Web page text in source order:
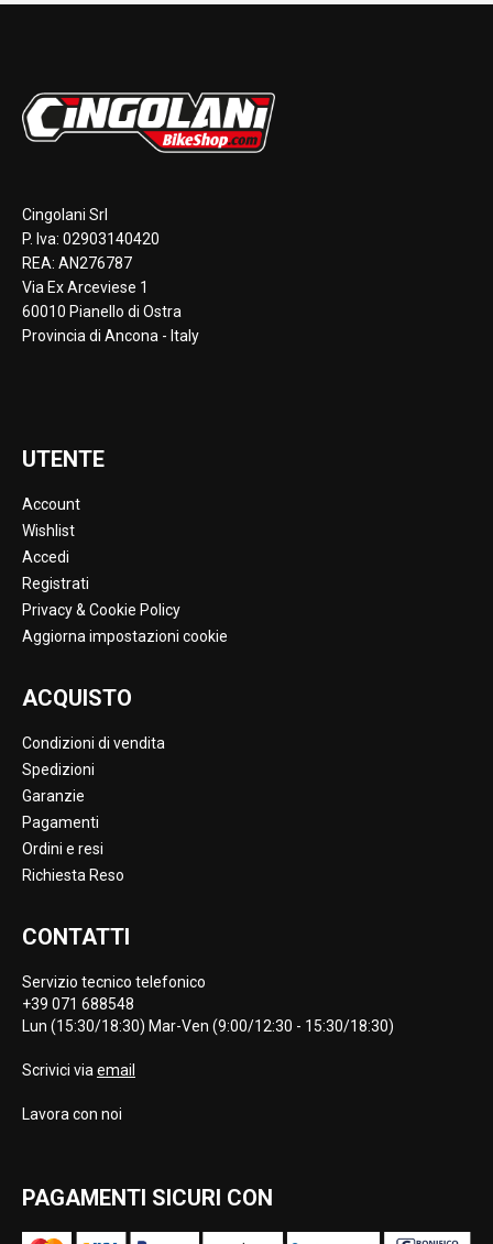
Cingolani Srl
P. Iva: 02903140420
REA: AN276787
Via Ex Arceviese 1
60010 Pianello di Ostra
Provincia di Ancona - Italy
UTENTE
Account
Wishlist
Accedi
Registrati
Privacy & Cookie Policy
Aggiorna impostazioni cookie
ACQUISTO
Condizioni di vendita
Spedizioni
Garanzie
Pagamenti
Ordini e resi
Richiesta Reso
CONTATTI
Servizio tecnico telefonico
+39 071 688548
Lun (15:30/18:30) Mar-Ven (9:00/12:30 - 15:30/18:30)
Scrivici via email
Lavora con noi
PAGAMENTI SICURI CON